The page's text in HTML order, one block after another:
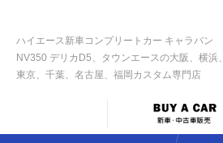
ハイエース新車コンプリートカー キャラバン
NV350 デリカD5、タウンエースの大阪、横浜、
東京、千葉、名古屋、福岡カスタム専門店